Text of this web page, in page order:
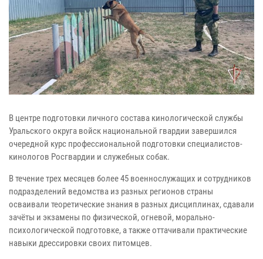
В центре подготовки личного состава кинологической службы
Уральского округа войск национальной гвардии завершился
очередной курс профессиональной подготовки специалистов-
кинологов Росгвардии и служебных собак.
В течение трех месяцев более 45 военнослужащих и сотрудников
подразделений ведомства из разных регионов страны
осваивали теоретические знания в разных дисциплинах, сдавали
зачёты и экзамены по физической, огневой, морально-
психологической подготовке, а также оттачивали практические
навыки дрессировки своих питомцев.